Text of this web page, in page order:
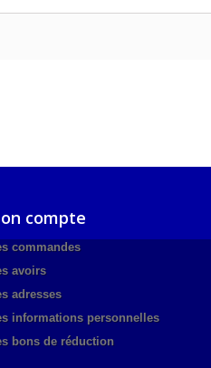
compte
commandes
avoirs
adresses
informations personnelles
bons de réduction